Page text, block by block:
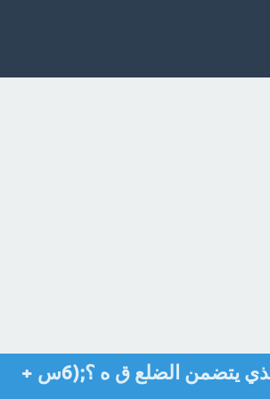
اكتب بصيغة الميل، ونقطة معادلة المستقيم الذي يتضمن الضلع ق ه ؟;(6س +